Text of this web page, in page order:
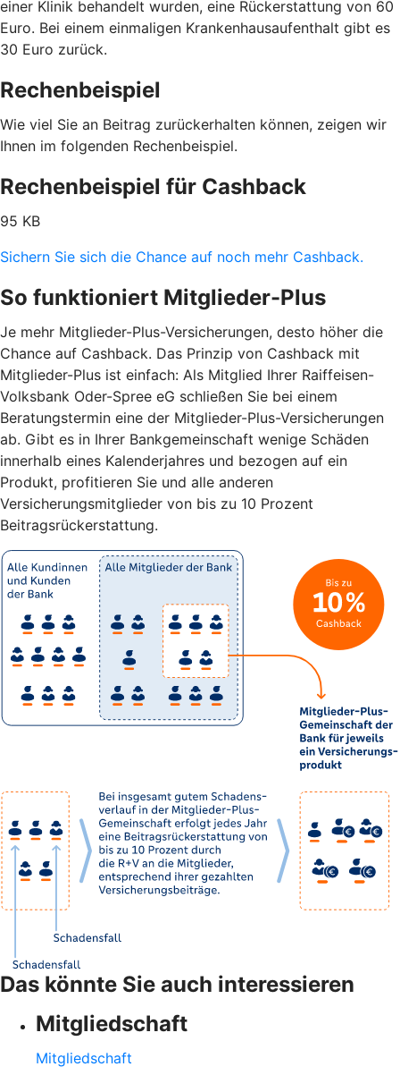
einer Klinik behandelt wurden, eine Rückerstattung von 60
Euro. Bei einem einmaligen Krankenhausaufenthalt gibt es
30 Euro zurück.
Rechenbeispiel
Wie viel Sie an Beitrag zurückerhalten können, zeigen wir
Ihnen im folgenden Rechenbeispiel.
Rechenbeispiel für Cashback
95 KB
Sichern Sie sich die Chance auf noch mehr Cashback.
So funktioniert Mitglieder-Plus
Je mehr Mitglieder-Plus-Versicherungen, desto höher die
Chance auf Cashback. Das Prinzip von Cashback mit
Mitglieder-Plus ist einfach: Als Mitglied Ihrer Raiffeisen-
Volksbank Oder-Spree eG schließen Sie bei einem
Beratungstermin eine der Mitglieder-Plus-Versicherungen
ab. Gibt es in Ihrer Bankgemeinschaft wenige Schäden
innerhalb eines Kalenderjahres und bezogen auf ein
Produkt, profitieren Sie und alle anderen
Versicherungsmitglieder von bis zu 10 Prozent
Beitragsrückerstattung.
Das könnte Sie auch interessieren
Mitgliedschaft
Mitgliedschaft